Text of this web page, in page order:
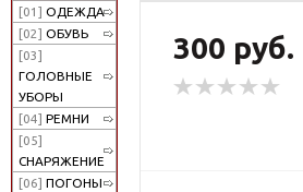
[01] ОДЕЖДА
[02] ОБУВЬ
[03]
ГОЛОВНЫЕ
УБОРЫ
[04] РЕМНИ
[05]
СНАРЯЖЕНИЕ
[06] ПОГОНЫ
300 руб.